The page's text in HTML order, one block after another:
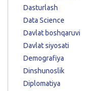
Dasturlash
Data Science
Davlat boshqaruvi
Davlat siyosati
Demografiya
Dinshunoslik
Diplomatiya